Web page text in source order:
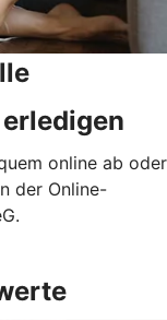
online ab oder
der Online-